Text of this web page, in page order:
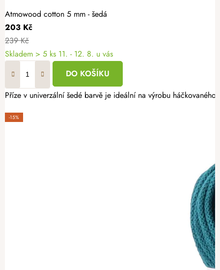
Atmowood cotton 5 mm - šedá
203 Kč
239 Kč
Skladem > 5 ks 11. - 12. 8. u vás
DO KOŠÍKU
Příze v univerzální šedé barvě je ideální na výrobu
-15%